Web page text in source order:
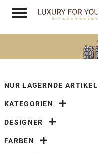
NUR LAGERNDE ARTIKEL
KATEGORIEN
DESIGNER
FARBEN